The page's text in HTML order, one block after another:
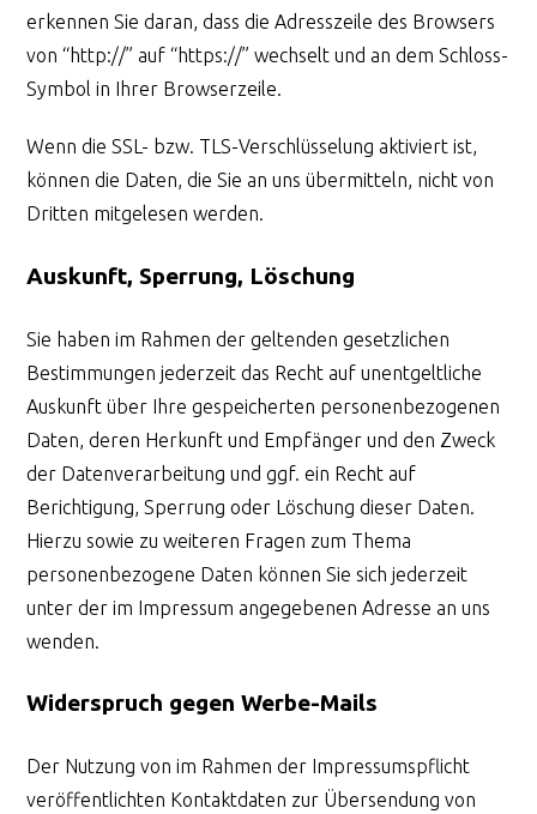
erkennen Sie daran, dass die Adresszeile des Browsers
von “http://” auf “https://” wechselt und an dem Schloss-
Symbol in Ihrer Browserzeile.
Wenn die SSL- bzw. TLS-Verschlüsselung aktiviert ist,
können die Daten, die Sie an uns übermitteln, nicht von
Dritten mitgelesen werden.
Auskunft, Sperrung, Löschung
Sie haben im Rahmen der geltenden gesetzlichen
Bestimmungen jederzeit das Recht auf unentgeltliche
Auskunft über Ihre gespeicherten personenbezogenen
Daten, deren Herkunft und Empfänger und den Zweck
der Datenverarbeitung und ggf. ein Recht auf
Berichtigung, Sperrung oder Löschung dieser Daten.
Hierzu sowie zu weiteren Fragen zum Thema
personenbezogene Daten können Sie sich jederzeit
unter der im Impressum angegebenen Adresse an uns
wenden.
Widerspruch gegen Werbe-Mails
Der Nutzung von im Rahmen der Impressumspflicht
veröffentlichten Kontaktdaten zur Übersendung von